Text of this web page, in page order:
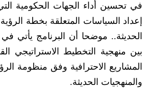
في تحسين أداء الجهات الحكومية
إعداد السياسات المتعلقة بخطة الرؤية
الحديثة.. موضحا أن البرنامج يأتي في
بين منهجية التخطيط الاستراتيجي
المشاريع الاحترافية وفق منظومة
والمنهجيات الحديثة.